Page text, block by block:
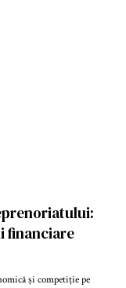
financiare
și competiție pe